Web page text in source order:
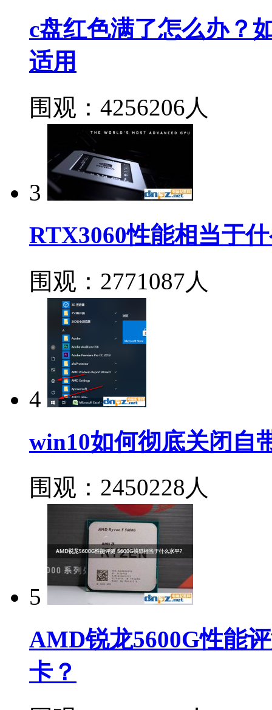
c盘红色满了怎么办？
适用
围观：4256206人
3
RTX3060性能相当于
围观：2771087人
4
win10如何彻底关闭自
围观：2450228人
5
AMD锐龙5600G性能
卡？